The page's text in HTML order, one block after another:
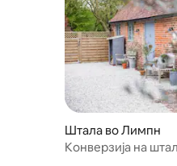
Штала во Лимпн
Конверзија на